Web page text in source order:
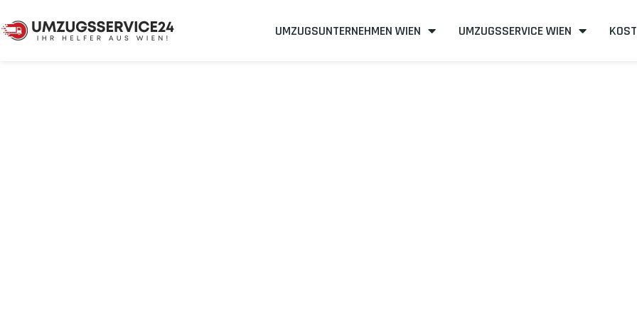
UMZUGSUNTERNEHMEN WIEN UMZUGSSERVICE WIEN